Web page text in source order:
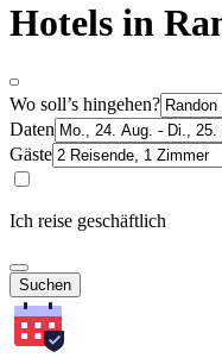
Hotels in
Wo soll’s hingehen?
Daten
Gäste
Ich reise geschäftlich
Suchen